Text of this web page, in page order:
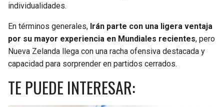
individualidades.
En términos generales, Irán parte con una ligera ventaja
por su mayor experiencia en Mundiales recientes, pero
Nueva Zelanda llega con una racha ofensiva destacada y
capacidad para sorprender en partidos cerrados.
TE PUEDE INTERESAR: